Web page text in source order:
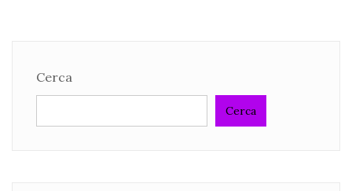
Cerca
Cerca